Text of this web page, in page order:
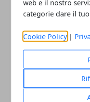
web e il nostro
categorie dare il
Cookie Policy |
T-shirt con le
indossato i vip
26/03/2021